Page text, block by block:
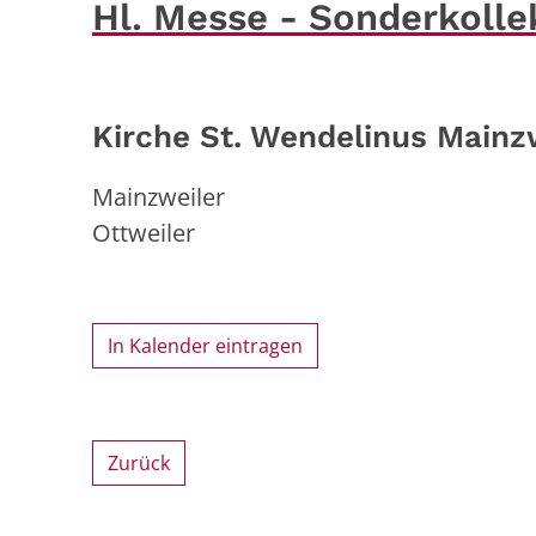
Hl. Messe -
Kirche St. Wendelinus
Mainzweiler
Ottweiler
In Kalender eintragen
Zurück